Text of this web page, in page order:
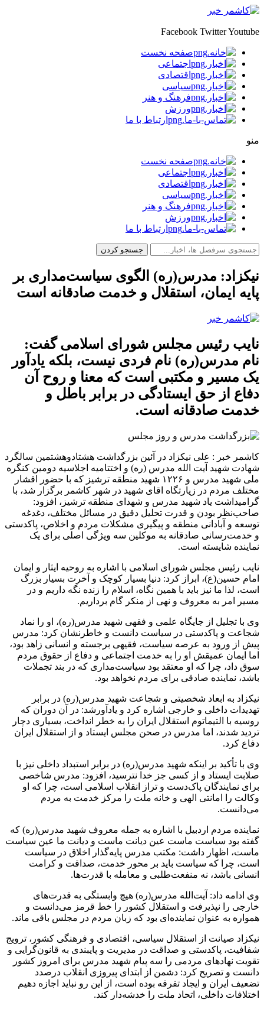
Facebook TwitterYoutube
صفحه نخست
اجتماعی
اقتصادی
سیاسی
فرهنگ و هنر
ورزش
ارتباط با ما
منو
صفحه نخست
اجتماعی
اقتصادی
سیاسی
فرهنگ و هنر
ورزش
ارتباط با ما
نیکزاد: مدرس(ره) الگوی سیاست‌مداری بر
پایه ایمان، استقلال و خدمت صادقانه است
نایب رئیس مجلس شورای اسلامی گفت:
نام مدرس(ره) نام فردی نیست، بلکه یادآور
یک مسیر و مکتبی است که معنا و روح آن
دفاع از حق ایستادگی در برابر باطل و
خدمت صادقانه است.
کاشمر خبر : علی نیکزاد در آئین بزرگداشت هشتادوهشتمین سالگرد
شهادت شهید آیت الله مدرس (ره) و اختتامیه اجلاسیه دومین کنگره
ملی شهید مدرس و ۱۲۲۶ شهید منطقه ترشیز که با حضور اقشار
مختلف مردم در زیارتگاه اقای شهید در شهر کاشمر برگزار شد، با
گرامیداشت یاد شهید مدرس و شهدای منطقه ترشیز، افزود:
صاحب‌نظر بودن و قدرت تحلیل دقیق در مسائل مختلف، دغدغه
توسعه و آبادانی منطقه و پیگیری مشکلات مردم و اخلاص، پاکدستی
و خدمت‌رسانی صادقانه به موکلین سه ویژگی اصلی برای یک
نماینده شایسته است‌.
نایب رئیس مجلس شورای اسلامی با اشاره به روحیه ایثار و ایمان
امام حسین(ع)، ابراز کرد: دنیا بسیار کوچک و آخرت بسیار بزرگ
است، لذا ما نیز باید با همین نگاه، اسلام را زنده نگه داریم و در
مسیر امر به معروف و نهی از منکر گام برداریم.
وی با تجلیل از جایگاه علمی و فقهی شهید مدرس(ره)، او را نماد
شجاعت و پاکدستی در سیاست دانست و خاطرنشان کرد: مدرس
پیش از ورود به عرصه سیاست، فقیهی برجسته و انسانی زاهد بود،
اما ایمان عمیقش او را به خدمت اجتماعی و دفاع از حقوق مردم
سوق داد، چرا که او معتقد بود سیاست‌مداری که در بند تجملات
باشد، نماینده صادقی برای مردم نخواهد بود.
نیکزاد به ابعاد شخصیتی و شجاعت شهید مدرس(ره) در برابر
تهدیدات داخلی و خارجی اشاره کرد و یادآورشد: در آن دوران که
روسیه‌ با التیماتوم استقلال ایران را به خطر انداخت، بسیاری دچار
تردید شدند، اما مدرس در صحن مجلس ایستاد و از استقلال ایران
دفاع کرد.
وی با تأکید بر اینکه شهید مدرس(ره) در برابر استبداد داخلی نیز با
صلابت ایستاد و از کسی جز خدا نترسید، افزود: مدرس شاخصی
برای نمایندگان پاک‌دست و تراز انقلاب اسلامی است، چرا که او
وکالت را امانتی الهی و خانه ملت را مرکز خدمت به مردم
می‌دانست.
نماینده مردم اردبیل با اشاره به جمله معروف شهید مدرس(ره) که
گفته بود سیاست ماست عین دیانت ماست و دیانت ما عین سیاست
ماست، اظهار داشت: مکتب مدرس پایه‌گذار اخلاق در سیاست
است، چرا که سیاست باید بر محور خدمت، صداقت و کرامت
انسانی باشد، نه منفعت‌طلبی و معامله با قدرت‌ها.
وی ادامه داد: آیت‌الله مدرس(ره) هیچ وابستگی به قدرت‌های
خارجی را نپذیرفت و استقلال کشور را خط قرمز می‌دانست و
همواره به عنوان نماینده‌ای بود که زبان مردم در مجلس باقی ماند.
نیکزاد صیانت از استقلال سیاسی، اقتصادی و فرهنگی کشور، ترویج
شفافیت، پاکدستی و صداقت در مدیریت و پایبندی به قانون‌گرایی و
تقویت نهادهای مردمی را سه پیام شهید مدرس برای امروز کشور
دانست و تصریح کرد: دشمن از ابتدای پیروزی انقلاب درصدد
تضعیف ایران و ایجاد تفرقه بوده است، از این رو نباید اجازه دهیم
اختلافات داخلی، اتحاد ملت را خدشه‌دار کند.